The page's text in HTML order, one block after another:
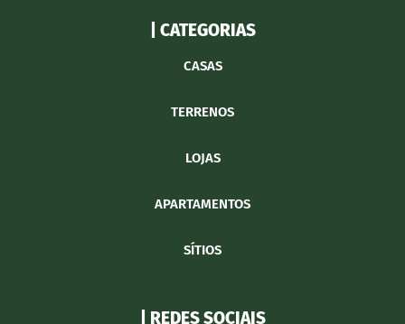
| CATEGORIAS
CASAS
TERRENOS
LOJAS
APARTAMENTOS
SÍTIOS
| REDES SOCIAIS